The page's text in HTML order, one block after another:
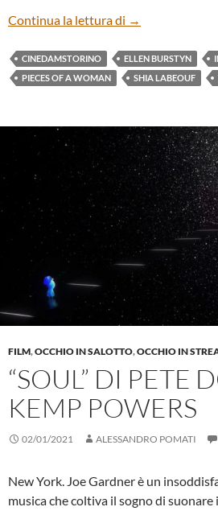
Continua la lettura di “Pieces of a
→
CINEDAMSTORINO ELLEN BURSTYN
PIECES OF A WOMAN
SHIA LABEOUF
FILM,OCCHIO IN SALOTTO,OCCHIO IN
“SOUL” DI PETE
KEMP POWERS
02/01/2021 ALESSANDRO POMATI
New York. Joe Gardner è un
musica che coltiva il sogno di